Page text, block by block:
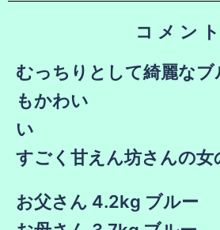
コ メ ン ト
むっちりとして綺麗なブ
もかわい
すごく甘えん坊さんの女
お父さん 4.2kg ブルー